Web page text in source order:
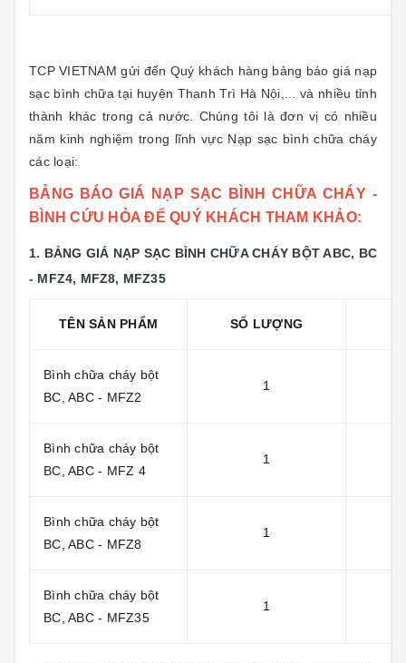
TCP VIETNAM gửi đến Quý khách hàng bảng báo giá nạp
sạc bình chữa tại huyện Thanh Trì Hà Nội,... và nhiều tỉnh
thành khác trong cả nước. Chúng tôi là đơn vị có nhiều
năm kinh nghiệm trong lĩnh vực Nạp sạc bình chữa cháy
các loại:
BẢNG BÁO GIÁ NẠP SẠC BÌNH CHỮA CHÁY -
BÌNH CỨU HỎA ĐỂ QUÝ KHÁCH THAM KHẢO:
1. BẢNG GIÁ NẠP SẠC BÌNH CHỮA CHÁY BỘT ABC, BC
- MFZ4, MFZ8, MFZ35
TÊN SẢN PHẨM SỐ LƯỢNG
Bình chữa cháy bột
BC, ABC - MFZ2
1
Bình chữa cháy bột
BC, ABC - MFZ 4
1
Bình chữa cháy bột
BC, ABC - MFZ8
1
Bình chữa cháy bột
BC, ABC - MFZ35
1